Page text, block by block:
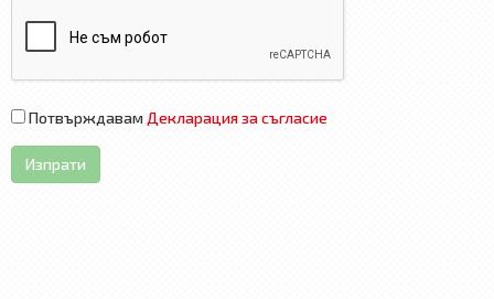
Потвърждавам Декларация за съгласие
Изпрати